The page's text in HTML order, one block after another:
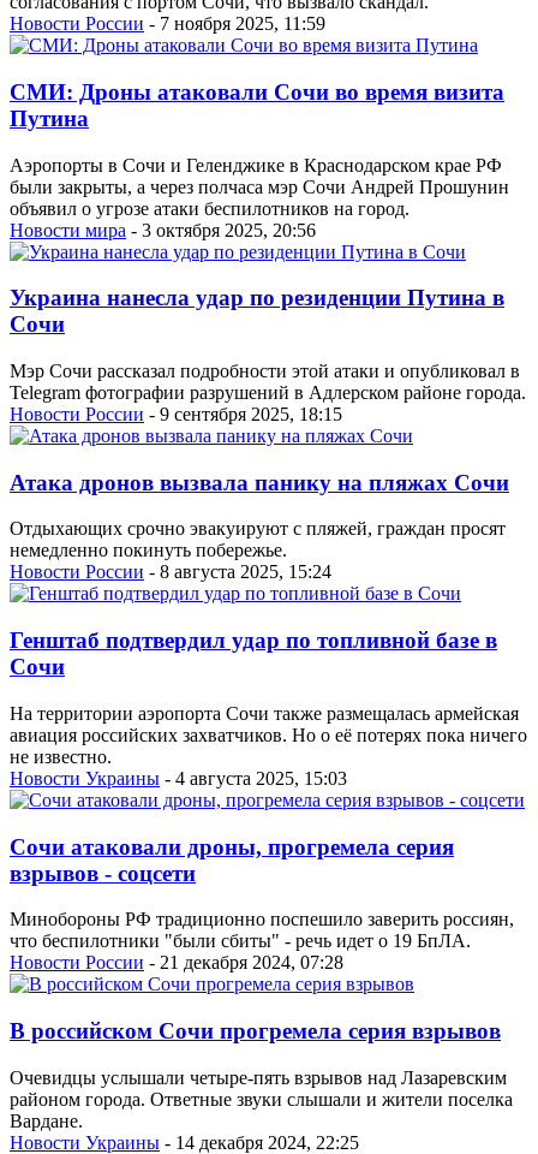
Новости России - 7 ноября 2025, 11:59
СМИ: Дроны атаковали Сочи во время визита
Путина
Аэропорты в Сочи и Геленджике в Краснодарском крае РФ
были закрыты, а через полчаса мэр Сочи Андрей Прошунин
объявил о угрозе атаки беспилотников на город.
Новости мира - 3 октября 2025, 20:56
Украина нанесла удар по резиденции Путина в
Сочи
Мэр Сочи рассказал подробности этой атаки и опубликовал в
Telegram фотографии разрушений в Адлерском районе города.
Новости России - 9 сентября 2025, 18:15
Атака дронов вызвала панику на пляжах Сочи
Отдыхающих срочно эвакуируют с пляжей, граждан просят
немедленно покинуть побережье.
Новости России - 8 августа 2025, 15:24
Генштаб подтвердил удар по топливной базе в
Сочи
На территории аэропорта Сочи также размещалась армейская
авиация российских захватчиков. Но о её потерях пока ничего
не известно.
Новости Украины - 4 августа 2025, 15:03
Сочи атаковали дроны, прогремела серия
взрывов - соцсети
Минобороны РФ традиционно поспешило заверить россиян,
что беспилотники "были сбиты" - речь идет о 19 БпЛА.
Новости России - 21 декабря 2024, 07:28
В российском Сочи прогремела серия взрывов
Очевидцы услышали четыре-пять взрывов над Лазаревским
районом города. Ответные звуки слышали и жители поселка
Вардане.
Новости Украины - 14 декабря 2024, 22:25